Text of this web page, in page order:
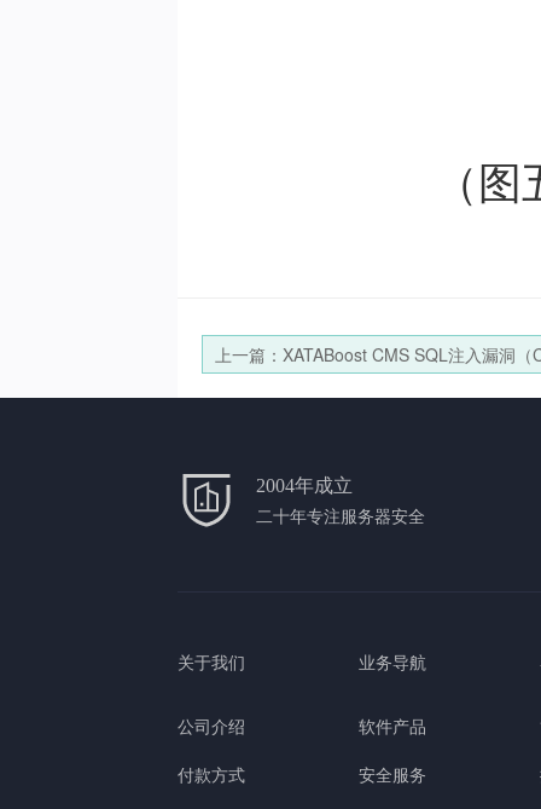
（
上一篇：XATABoost CMS SQL注入漏洞
2004年成立
二十年专注服务器安全
关于我们
公司介绍
付款方式
业务导航
软件产品
安全服务